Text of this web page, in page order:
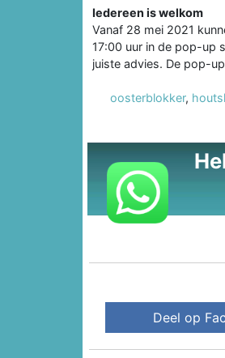
Iedereen is welkom
Vanaf 28 mei 2021
17:00 uur in de pop-up
juiste advies. De pop-
oosterblokker,
Deel op